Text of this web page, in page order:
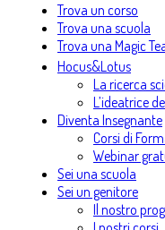
Trova un corso
Trova una scuola
Trova una Magic
Hocus&Lotus
La ricerca
L’ideatrice
Diventa Insegnante
Corsi di
Webinar
Sei una scuola
Sei un genitore
Il nostro